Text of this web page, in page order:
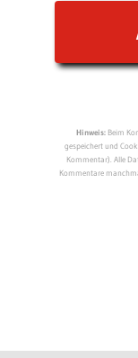
Hinweis:Beim
gespeichert und
Kommentar). Alle
Kommentare